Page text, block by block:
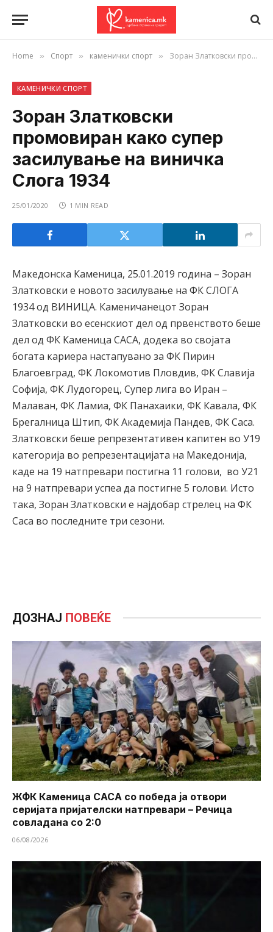
Home » Спорт » каменички спорт » Зоран Златковски промовиран како супер засилување на виничка Слога 1934
КАМЕНИЧКИ СПОРТ
Зоран Златковски
промовиран како супер
засилување на виничка
Слога 1934
25/01/2020 1 MIN READ
Македонска Каменица, 25.01.2019 година – Зоран
Златковски е новото засилување на ФК СЛОГА
1934 од ВИНИЦА. Каменичанецот Зоран
Златковски во есенскиот дел од првенството беше
дел од ФК Каменица САСА, додека во својата
богата кариера настапувано за ФК Пирин
Благоевград, ФК Локомотив Пловдив, ФК Славија
Софија, ФК Лудогорец, Супер лига во Иран –
Малаван, ФК Ламиа, ФК Панахаики, ФК Кавала, ФК
Брегалница Штип, ФК Академија Пандев, ФК Саса.
Златковски беше репрезентативен капитен во У19
категорија во репрезентацијата на Македонија,
каде на 19 натпревари постигна 11 голови, во У21
на 9 натпревари успеа да постигне 5 голови. Исто
така, Зоран Златковски е најдобар стрелец на ФК
Саса во последните три сезони.
ДОЗНАЈ ПОВЕЌЕ
ЖФК Каменица САСА со победа ја отвори
серијата пријателски натпревари – Речица
совладана со 2:0
06/08/2026